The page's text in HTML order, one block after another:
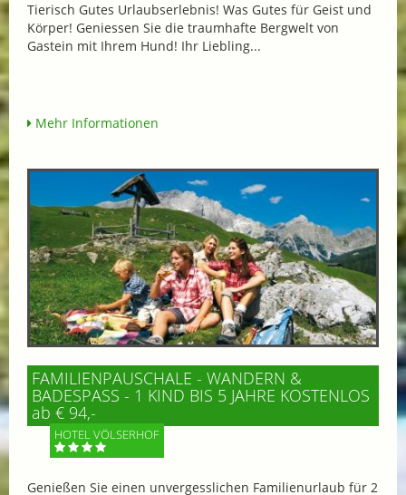
Tierisch Gutes Urlaubserlebnis! Was Gutes für Geist und
Körper! Geniessen Sie die traumhafte Bergwelt von
Gastein mit Ihrem Hund! Ihr Liebling...
Mehr Informationen
FAMILIENPAUSCHALE - WANDERN &
BADESPASS - 1 KIND BIS 5 JAHRE KOSTENLOS
ab € 94,-
HOTEL VÖLSERHOF
Genießen Sie einen unvergesslichen Familienurlaub für 2